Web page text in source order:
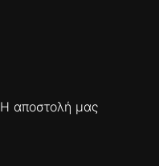
Η αποστολή μας